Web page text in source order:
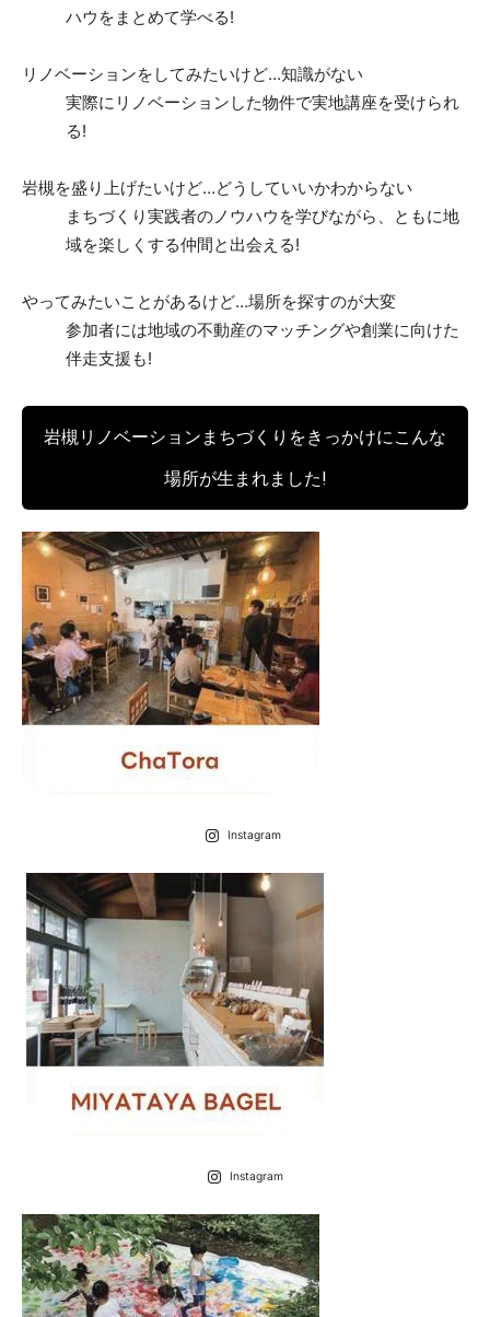
ハウをまとめて学べる!
リノベーションをしてみたいけど…知識がない
実際にリノベーションした物件で実地講座を受けられ
る!
岩槻を盛り上げたいけど…どうしていいかわからない
まちづくり実践者のノウハウを学びながら、ともに地
域を楽しくする仲間と出会える!
やってみたいことがあるけど…場所を探すのが大変
参加者には地域の不動産のマッチングや創業に向けた
伴走支援も!
岩槻リノベーションまちづくりをきっかけにこんな
場所が生まれました!
Instagram
Instagram